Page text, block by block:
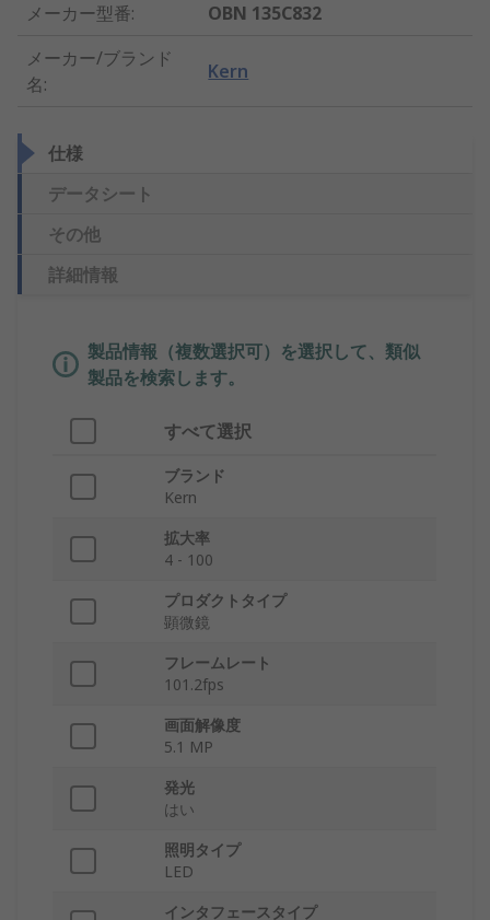
メーカー型番:
OBN 135C832
メーカー/ブランド
名:
Kern
仕様
データシート
その他
詳細情報
製品情報（複数選択可）を選択して、類似
製品を検索します。
すべて選択
ブランド
Kern
拡大率
4 - 100
プロダクトタイプ
顕微鏡
フレームレート
101.2fps
画面解像度
5.1 MP
発光
はい
照明タイプ
LED
インタフェースタイプ